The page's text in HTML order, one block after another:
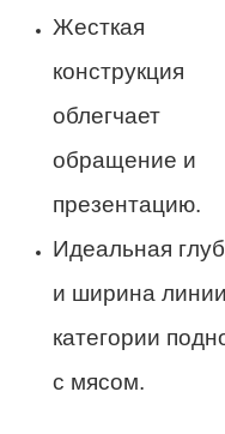
Жесткая
конструкция
облегчает
обращение и
презентацию.
Идеальная
и ширина
категории
с мясом.